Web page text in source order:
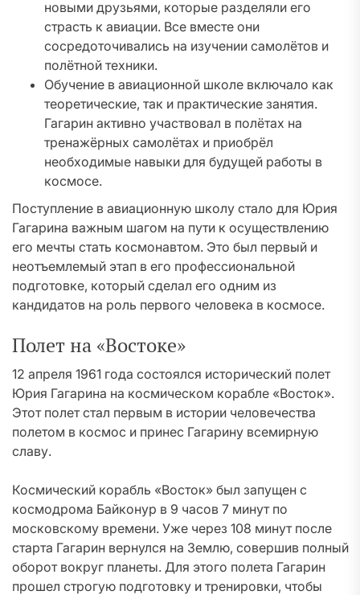
новыми друзьями, которые разделяли его
страсть к авиации. Все вместе они
сосредоточивались на изучении самолётов и
полётной техники.
Обучение в авиационной школе включало как
теоретические, так и практические занятия.
Гагарин активно участвовал в полётах на
тренажёрных самолётах и приобрёл
необходимые навыки для будущей работы в
космосе.
Поступление в авиационную школу стало для Юрия
Гагарина важным шагом на пути к осуществлению
его мечты стать космонавтом. Это был первый и
неотъемлемый этап в его профессиональной
подготовке, который сделал его одним из
кандидатов на роль первого человека в космосе.
Полет на «Востоке»
12 апреля 1961 года состоялся исторический полет
Юрия Гагарина на космическом корабле «Восток».
Этот полет стал первым в истории человечества
полетом в космос и принес Гагарину всемирную
славу.
Космический корабль «Восток» был запущен с
космодрома Байконур в 9 часов 7 минут по
московскому времени. Уже через 108 минут после
старта Гагарин вернулся на Землю, совершив полный
оборот вокруг планеты. Для этого полета Гагарин
прошел строгую подготовку и тренировки, чтобы